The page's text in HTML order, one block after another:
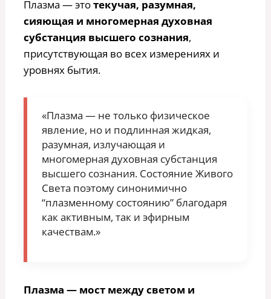
Плазма — этотекучая, разумная,
сияющая и многомерная духовная
субстанция высшего сознания,
присутствующая во всех измерениях и
уровнях бытия.
«Плазма — не только физическое
явление, но и подлинная жидкая,
разумная, излучающая и
многомерная духовная субстанция
высшего сознания. Состояние Живого
Света поэтому синонимично
“плазменному состоянию” благодаря
как активным, так и эфирным
качествам.»
Плазма — мост между светом и